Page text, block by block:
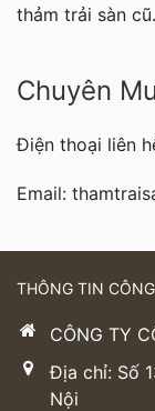
thảm trải sàn cũ.
Chuyên
Điện thoại liên
Email:
THÔNG TIN
CÔNG TY
Địa chỉ: Số
Nội